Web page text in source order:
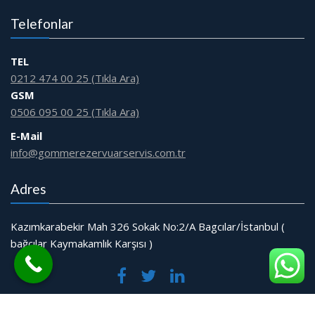
Telefonlar
TEL
0212 474 00 25 (Tıkla Ara)
GSM
0506 095 00 25 (Tıkla Ara)
E-Mail
info@gommerezervuarservis.com.tr
Adres
Kazımkarabekir Mah 326 Sokak No:2/A Bagcılar/İstanbul (
bağcılar Kaymakamlık Karşısı )